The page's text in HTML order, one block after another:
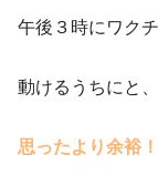
午後３時にワク
動けるうちにと
思ったより余裕